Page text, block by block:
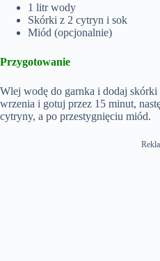
1 litr wody
Skórki z 2 cytryn i sok
Miód (opcjonalnie)
Przygotowanie
Wlej wodę do garnka i dodaj
wrzenia i gotuj przez 15 minut,
cytryny, a po przestygnięciu miód.